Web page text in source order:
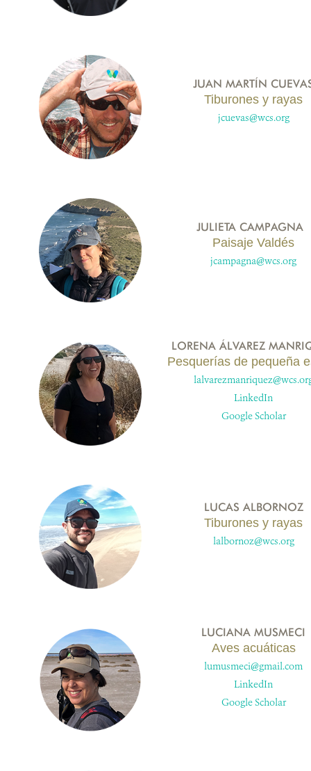
JUAN MARTÍN
Tiburones y rayas
jcuevas@wcs.org
JULIETA CAMPAGNA
Paisaje Valdés
jcampagna@wcs.org
LORENA ÁLVAREZ
Pesquerías de pequeña
LinkedIn
Google Scholar
LUCAS ALBORNOZ
Tiburones y rayas
lalbornoz@wcs.org
LUCIANA MUSMECI
Aves acuáticas
lumusmeci@gmail.com
LinkedIn
Google Scholar